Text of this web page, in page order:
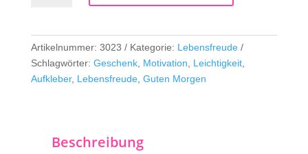
Artikelnummer: 3023 Kategorie: Lebensfreude
Schlagwörter: Geschenk, Motivation Leichtigkeit,
Aufkleber, Lebensfreude, Guten Morgen
Beschreibung